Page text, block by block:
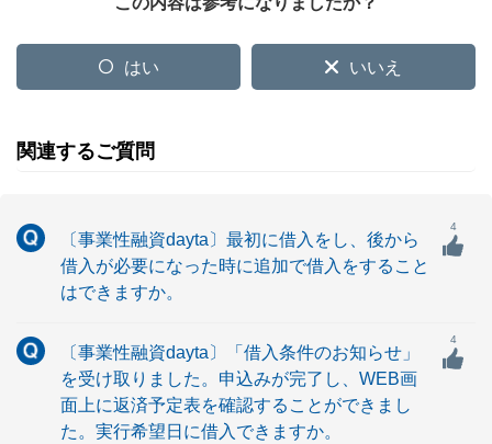
はい いいえ
関連するご質問
〔事業性融資dayta〕最初に借入をし、後から
借入が必要になった時に追加で借入をすること
はできますか。
4
〔事業性融資dayta〕「借入条件のお知らせ」
を受け取りました。申込みが完了し、WEB画
面上に返済予定表を確認することができまし
た。実行希望日に借入できますか。
4